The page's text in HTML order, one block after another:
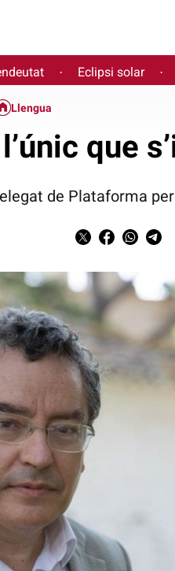
· Eclipsi solar ·
Llengua
que
de Plataforma